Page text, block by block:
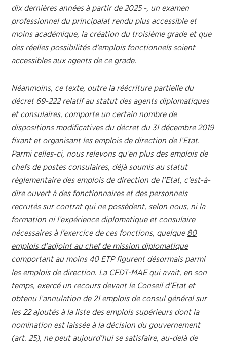
dix dernières années à partir de 2025 -, un examen
professionnel du principalat rendu plus accessible et
moins académique, la création du troisième grade et que
des réelles possibilités d’emplois fonctionnels soient
accessibles aux agents de ce grade.
Néanmoins, ce texte, outre la réécriture partielle du
décret 69-222 relatif au statut des agents diplomatiques
et consulaires, comporte un certain nombre de
dispositions modificatives du décret du 31 décembre 2019
fixant et organisant les emplois de direction de l’Etat.
Parmi celles-ci, nous relevons qu’en plus des emplois de
chefs de postes consulaires, déjà soumis au statut
règlementaire des emplois de direction de l’Etat, c’est-à-
dire ouvert à des fonctionnaires et des personnels
recrutés sur contrat qui ne possèdent, selon nous, ni la
formation ni l’expérience diplomatique et consulaire
nécessaires à l’exercice de ces fonctions, quelque 80
emplois d’adjoint au chef de mission diplomatique
comportant au moins 40 ETP figurent désormais parmi
les emplois de direction. La CFDT-MAE qui avait, en son
temps, exercé un recours devant le Conseil d’Etat et
obtenu l’annulation de 21 emplois de consul général sur
les 22 ajoutés à la liste des emplois supérieurs dont la
nomination est laissée à la décision du gouvernement
(art. 25), ne peut aujourd’hui se satisfaire, au-delà de